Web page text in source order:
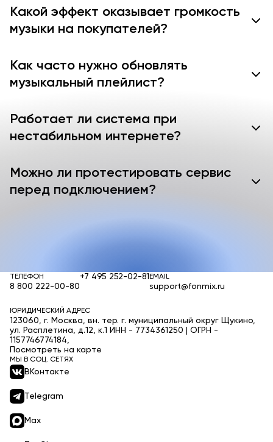
Какой эффект оказывает громкость
музыки на покупателей?
Как часто нужно обновлять
музыкальный плейлист?
Работает ли система при
нестабильном интернете?
Можно ли протестировать сервис
перед подключением?
ТЕЛЕФОН
8 800 222-00-80
+7 495 252-02-81 EMAIL
support@fonmix.ru
ЮРИДИЧЕСКИЙ АДРЕС
123060, г. Москва, вн. тер. г. муниципальный округ Щукино,
ул. Расплетина, д.12, к.1 ИНН - 7734361250 | ОГРН -
1157746774184,
Посмотреть на карте
МЫ В СОЦ. СЕТЯХ
ВКонтакте
Telegram
Max